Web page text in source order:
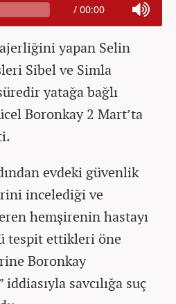
/ 00:00
yapan Selin
Sibel ve Simla
yatağa bağlı
Boronkay 2 Mart’ta
evdeki güvenlik
incelediği ve
hemşirenin hastayı
tespit ettikleri öne
Boronkay
savcılığa suç